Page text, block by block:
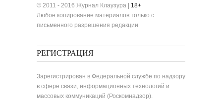
© 2011 - 2016 Журнал Клаузура | 18+
Любое копирование материалов только с
письменного разрешения редакции
РЕГИСТРАЦИЯ
Зарегистрирован в Федеральной службе по надзору
в сфере связи, информационных технологий и
массовых коммуникаций (Роскомнадзор).